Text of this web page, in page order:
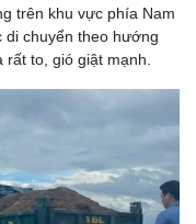
trên khu vực phía Nam
di chuyển theo hướng
to, gió giật mạnh.